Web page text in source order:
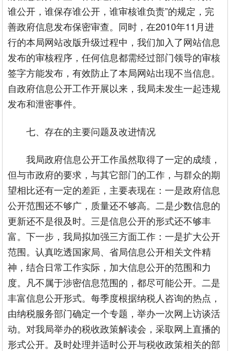
谁公开，谁保存谁公开，谁审核谁负责”的规定，完
善政府信息发布保密审查。同时，在2010年11月进
行的本局网站改版升级过程中，我们加入了网站信息
发布的审核程序，任何信息都需经过部门领导的审核
签字方能发布，有效防止了本局网站出现不当信息。
自政府信息公开工作开展以来，我局未发生一起违规
发布和泄密事件。
七、存在的主要问题及改进情况
我局政府信息公开工作虽然取得了一定的成绩，
但与市政府的要求，与其它部门的工作，与群众的期
望相比还有一定的差距，主要表现在：一是政府信息
公开范围还不够广，质量还不够高。二是少数信息的
更新还不是很及时。三是信息公开的形式还不够丰
富。下一步，我局拟加强三方面工作：一是扩大公开
范围。认真吃透国家局、省局信息公开相关文件精
神，结合日常工作实际，加大信息公开的范围和力
度。凡不属于涉密信息范围的，都尽可能公开。二是
丰富信息公开形式。每季度根据纳税人咨询的热点，
由纳税服务部门确定一个专题，举办一次网上访谈活
动。对我局举办的税收政策解读会，采取网上直播的
形式公开。及时处理并适时公开与税收政策相关的部